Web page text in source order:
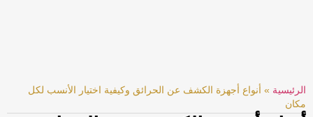
الرئيسية » أنواع أجهزة الكشف عن الحرائق وكيفية اختيار الأنسب لكل
مكان